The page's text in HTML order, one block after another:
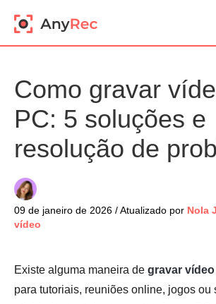
Como gravar
PC: 5 soluções e
resolução de
09 de janeiro de 2026 / Atualizado por Nola
vídeo
Existe alguma maneira de gravar vídeo
para tutoriais, reuniões online, jogos ou